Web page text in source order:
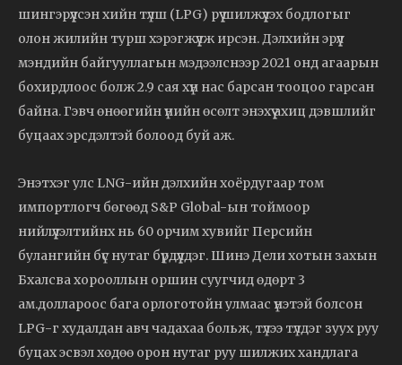
шингэрүүлсэн хийн түлш (LPG) рүү шилжүүлэх бодлогыг
олон жилийн турш хэрэгжүүлж ирсэн. Дэлхийн эрүүл
мэндийн байгууллагын мэдээлснээр 2021 онд агаарын
бохирдлоос болж 2.9 сая хүн нас барсан тооцоо гарсан
байна. Гэвч өнөөгийн үнийн өсөлт энэхүү ахиц дэвшлийг
буцаах эрсдэлтэй болоод буй аж.
Энэтхэг улс LNG-ийн дэлхийн хоёрдугаар том
импортлогч бөгөөд S&P Global-ын тоймоор
нийлүүлэлтийнх нь 60 орчим хувийг Персийн
булангийн бүс нутаг бүрдүүлдэг. Шинэ Дели хотын захын
Бхалсва хорооллын оршин суугчид өдөрт 3
ам.доллароос бага орлоготойн улмаас үнэтэй болсон
LPG-г худалдан авч чадахаа больж, түлээ түлдэг зуух руу
буцах эсвэл хөдөө орон нутаг руу шилжих хандлага